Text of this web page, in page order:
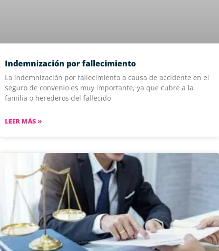
Indemnización por fallecimiento
La indemnización por fallecimiento a causa de accidente en el
seguro de convenio es muy importante, ya que cubre a la
familia o herederos del fallecido
LEER MÁS »